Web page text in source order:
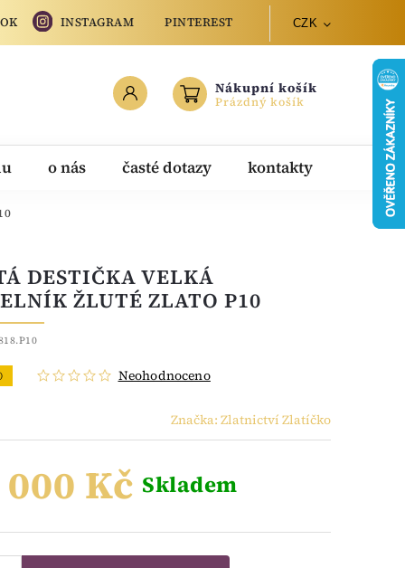
INSTAGRAM PINTEREST CZK
Nákupní košík
Prázdný košík
o nás časté dotazy kontakty
DESTIČKA VELKÁ
ŽLUTÉ ZLATO P10
Neohodnoceno
Značka: Zlatnictví Zlatíčko
000 Kč Skladem